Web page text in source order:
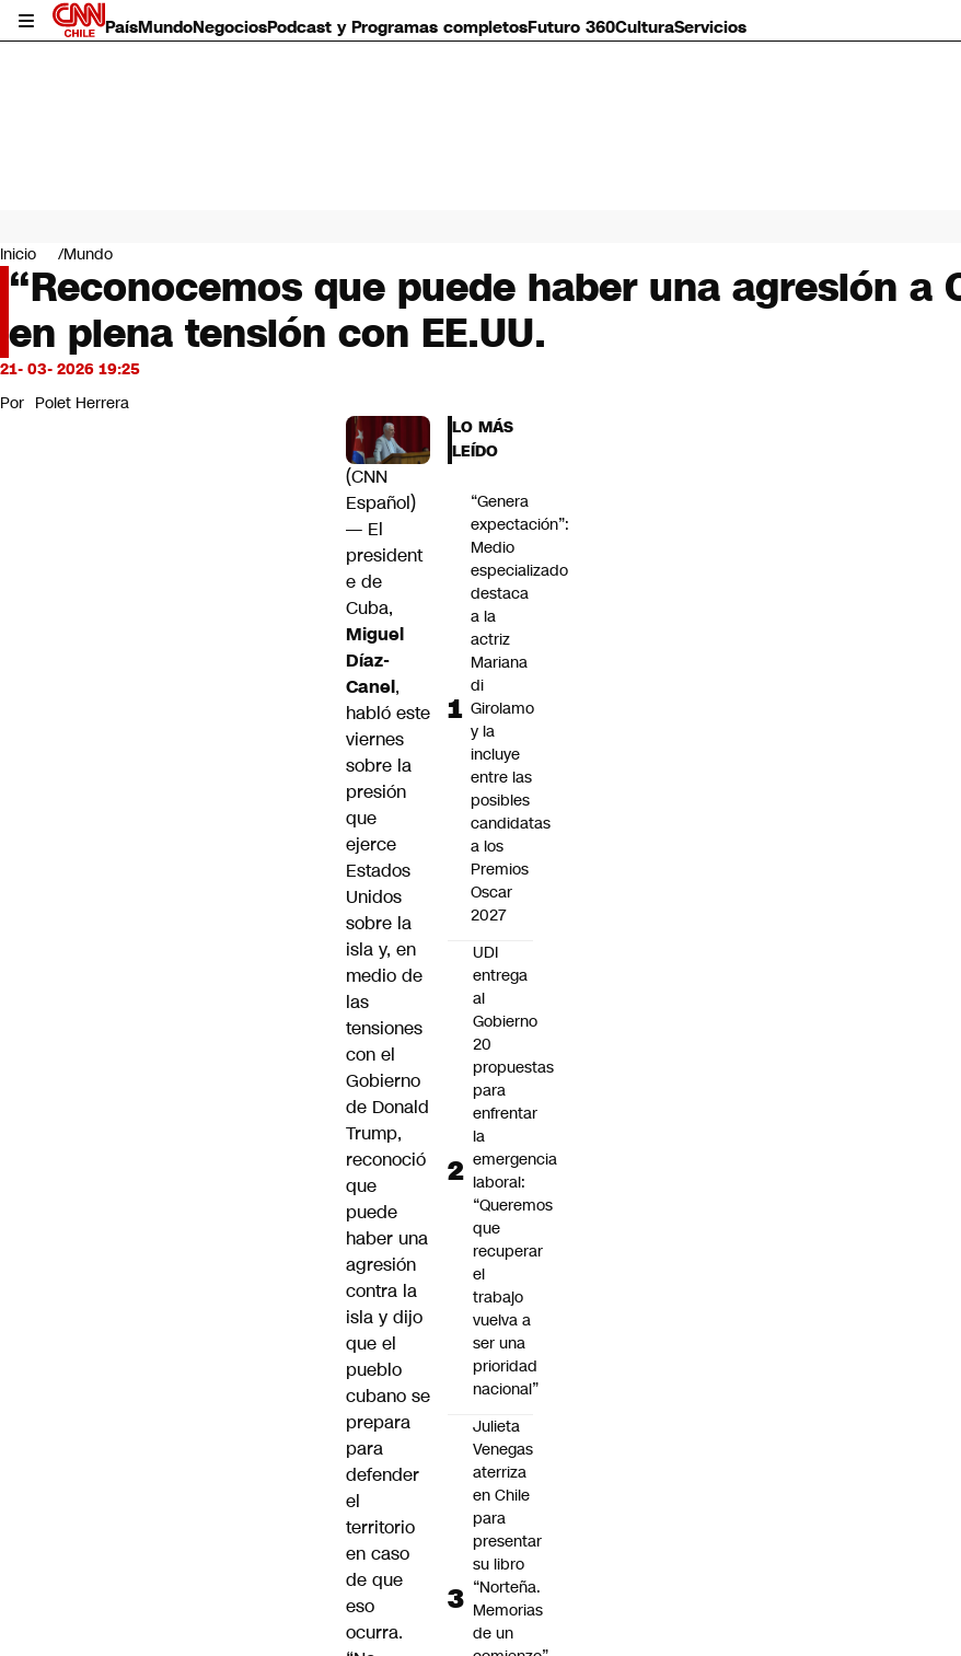
PaísMundoNegociosPodcast y Programas completosFuturo 360CulturaServicios
Mundo
Negocios
Deportes
Programas completos
Cultura
Servicios
Bits
CNN Data
Inicio Mundo
“Reconocemos que puede haber una agresión a
en plena tensión con EE.UU.
21- 03- 2026 19:25
Por Polet Herrera
(CNN
Español)
— El
president
e de
Cuba,
Miguel
Díaz-
Canel,
habló este
viernes
sobre la
presión
que
ejerce
Estados
Unidos
sobre la
isla y, en
medio de
las
tensiones
con el
Gobierno
de Donald
Trump,
reconoció
que
puede
haber una
agresión
contra la
isla y dijo
que el
pueblo
cubano se
prepara
para
defender
el
territorio
en caso
de que
eso
ocurra.
LO MÁS
LEÍDO
“Genera
expectación”:
Medio
especializado
destaca
a la
actriz
Mariana
di
Girolamo
y la
incluye
entre las
posibles
candidatas
a los
Premios
Oscar
2027
UDI
entrega
al
Gobierno
20
propuestas
para
enfrentar
la
emergencia
laboral:
“Queremos
que
recuperar
el
trabajo
vuelva a
ser una
prioridad
nacional”
Julieta
Venegas
aterriza
en Chile
para
presentar
su libro
“Norteña.
Memorias
de un